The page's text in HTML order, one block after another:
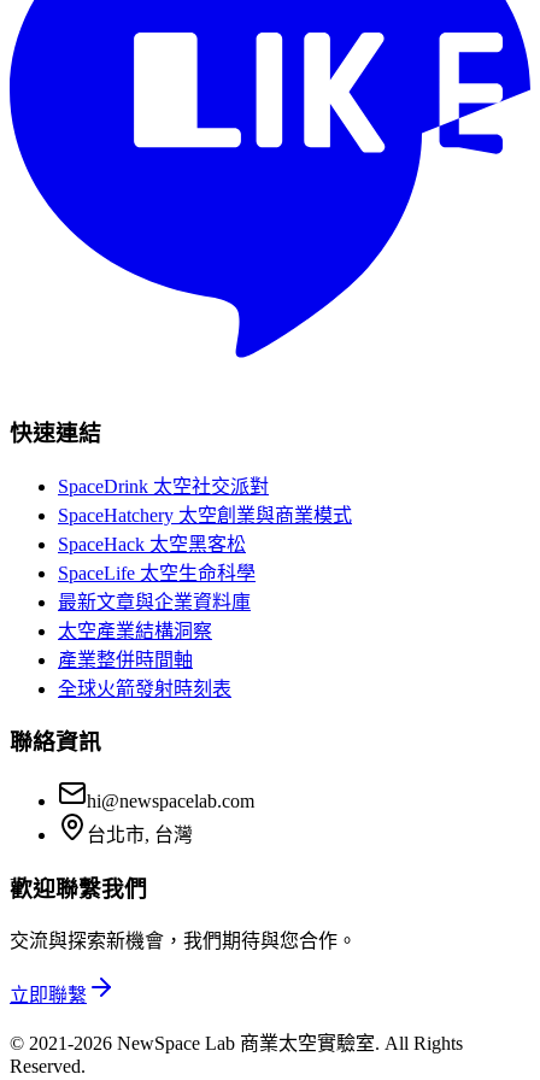
快速連結
SpaceDrink 太空社交派對
SpaceHatchery 太空創業與商業模式
SpaceHack 太空黑客松
SpaceLife 太空生命科學
最新文章與企業資料庫
太空產業結構洞察
產業整併時間軸
全球火箭發射時刻表
聯絡資訊
hi@newspacelab.com
台北市, 台灣
歡迎聯繫我們
交流與探索新機會，我們期待與您合作。
立即聯繫
© 2021-2026 NewSpace Lab 商業太空實驗室. All Rights
Reserved.